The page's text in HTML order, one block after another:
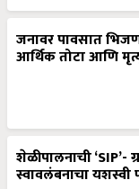
जनावर पावसात
आर्थिक तोटा आणि
शेळीपालनाची ‘SIP’-
स्वावलंबनाचा यशस्वी